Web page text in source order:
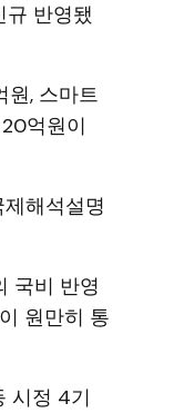
반영됐
원, 스마트
억원이
해석설명
국비 반영
원만히 통
시정 4기